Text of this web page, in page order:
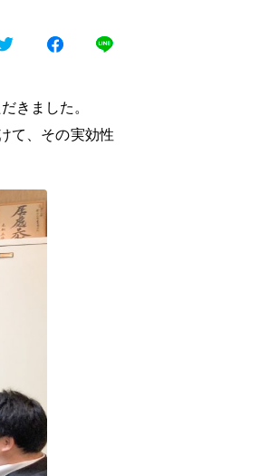
きました。
て、その実効性